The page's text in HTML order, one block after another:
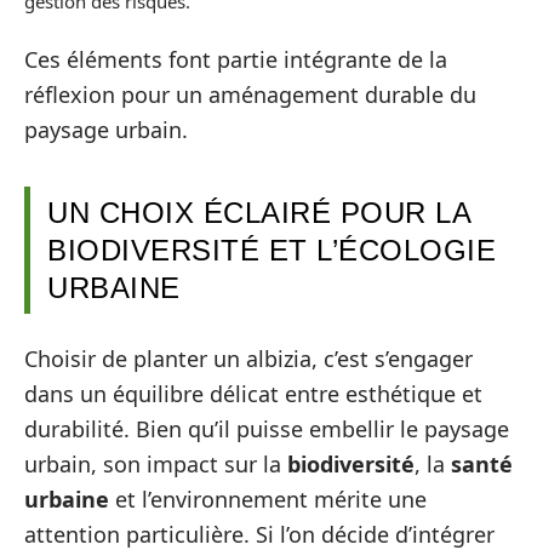
Ces éléments font partie intégrante de la
réflexion pour un aménagement durable du
paysage urbain.
UN CHOIX ÉCLAIRÉ POUR LA
BIODIVERSITÉ ET L’ÉCOLOGIE
URBAINE
Choisir de planter un albizia, c’est s’engager
dans un équilibre délicat entre esthétique et
durabilité. Bien qu’il puisse embellir le paysage
urbain, son impact sur la biodiversité, la santé
urbaine et l’environnement mérite une
attention particulière. Si l’on décide d’intégrer